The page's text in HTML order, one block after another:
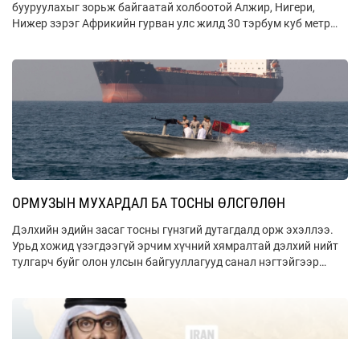
бууруулахыг зорьж байгаатай холбоотой Алжир, Нигери,
Нижер зэрэг Африкийн гурван улс жилд 30 тэрбум куб метр
хэрэгжүүлж байна.
ОРМУЗЫН МУХАРДАЛ БА ТОСНЫ ӨЛСГӨЛӨН
Дэлхийн эдийн засаг тосны гүнзгий дутагдалд орж эхэллээ.
Урьд хожид үзэгдээгүй эрчим хүчний хямралтай дэлхий нийт
тулгарч буйг олон улсын байгууллагууд санал нэгтэйгээр
3.1% болох, байдал энэ хэвээр үргэлжилбэл 2%-д саарахыг
Олон улсын валютын сан анхаарууллаа.